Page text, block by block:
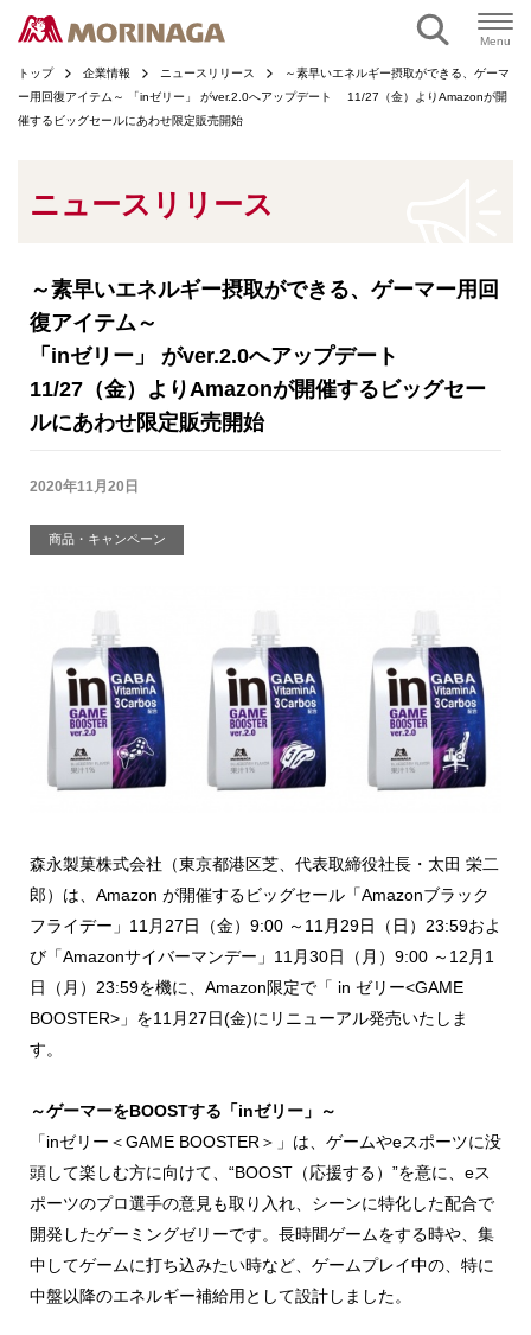
Menu
トップ 企業情報 ニュースリリース
～素早いエネルギー摂取ができる、ゲーマ
ー用回復アイテム～ 「inゼリー 」 がver.2.0へアップデート 11/27（金）よりAmazonが開
催するビッグセールにあわせ限定販売開始
ニュースリリース
～素早いエネルギー摂取ができる、ゲーマー用回
復アイテム～
「inゼリー 」 がver.2.0へアップデート
11/27（金）よりAmazonが開催するビッグセー
ルにあわせ限定販売開始
2020年11月20日
商品・キャンペーン
森永製菓株式会社（東京都港区芝、代表取締役社長・太田 栄二
郎）は、Amazon が開催するビッグセール「Amazonブラック
フライデー」11月27日（金）9:00 ～11月29日（日）23:59およ
び「Amazonサイバーマンデー」11月30日（月）9:00 ～12月1
日（月）23:59を機に、Amazon限定で「 in ゼリー<GAME
BOOSTER>」を11月27日(金)にリニューアル発売いたしま
す。
～ゲーマーをBOOSTする「inゼリー」～
「inゼリー＜GAME BOOSTER＞」は、ゲームやeスポーツに没
頭して楽しむ方に向けて、“BOOST（応援する）”を意に、eス
ポーツのプロ選手の意見も取り入れ、シーンに特化した配合で
開発したゲーミングゼリーです。長時間ゲームをする時や、集
中してゲームに打ち込みたい時など、ゲームプレイ中の、特に
中盤以降のエネルギー補給用として設計しました。